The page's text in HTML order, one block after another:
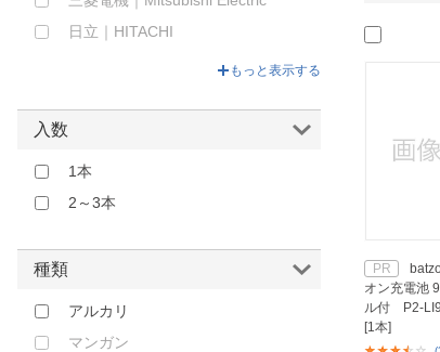
PR
オン充電池
ル付 P2-
[1本]
日立｜HITACHI
もっと表示する
入数
1本
2～3本
種類
アルカリ
マンガン